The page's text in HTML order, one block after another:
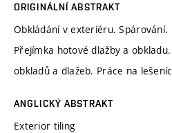
ORIGINÁLNÍ ABSTRAKT
Obkládání v exteriéru. Spárování.
Přejímka hotové dlažby a
obkladů a dlažeb. Práce na
ANGLICKÝ ABSTRAKT
Exterior tiling